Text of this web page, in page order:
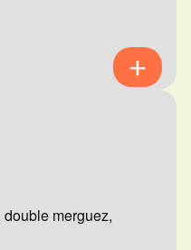
merguez,